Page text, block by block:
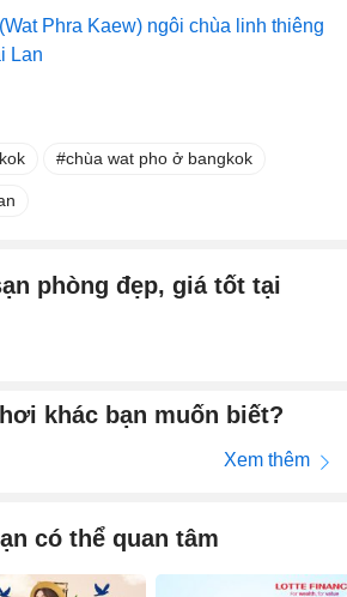
Phra Kaew) ngôi chùa linh thiêng
Lan
chùa wat pho ở bangkok
phòng đẹp, giá tốt tại
khác bạn muốn biết?
Xem thêm
có thể quan tâm